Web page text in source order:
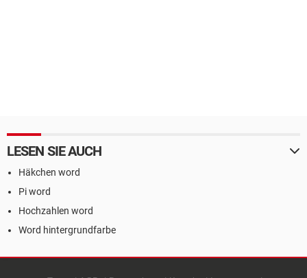
LESEN SIE AUCH
Häkchen word
Pi word
Hochzahlen word
Word hintergrundfarbe